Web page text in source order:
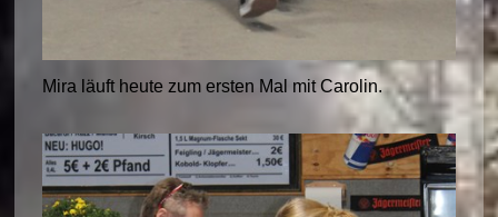
Mira läuft heute zum ersten Mal mit Carolin.